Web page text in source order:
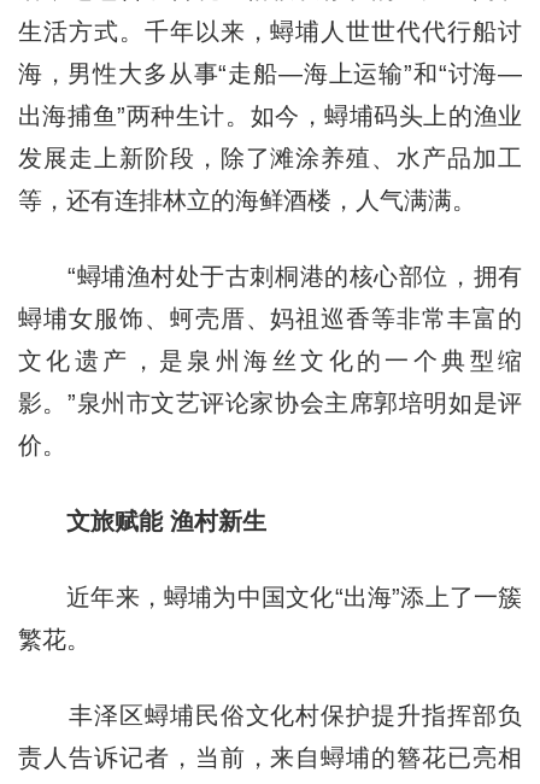
生活方式。千年以来，蟳埔人世世代代行船讨
海，男性大多从事“走船—海上运输”和“讨海—
出海捕鱼”两种生计。如今，蟳埔码头上的渔业
发展走上新阶段，除了滩涂养殖、水产品加工
等，还有连排林立的海鲜酒楼，人气满满。
“蟳埔渔村处于古刺桐港的核心部位，拥有
蟳埔女服饰、蚵壳厝、妈祖巡香等非常丰富的
文化遗产，是泉州海丝文化的一个典型缩
影。”泉州市文艺评论家协会主席郭培明如是评
价。
文旅赋能 渔村新生
近年来，蟳埔为中国文化“出海”添上了一簇
繁花。
丰泽区蟳埔民俗文化村保护提升指挥部负
责人告诉记者，当前，来自蟳埔的簪花已亮相